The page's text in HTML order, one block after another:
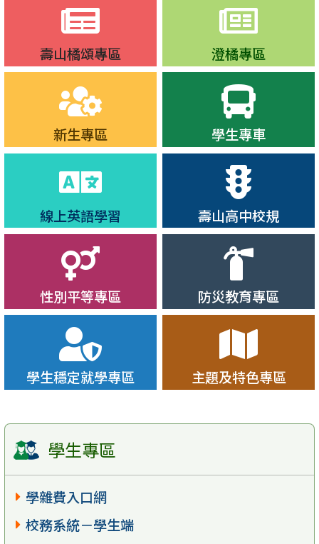
壽山橘頌專區 澄橘專區
新生專區 學生專車
線上英語學習 壽山高中校規
性別平等專區 防災教育專區
學生穩定就學專區 主題及特色專區
學生專區
學雜費入口網
校務系統－學生端